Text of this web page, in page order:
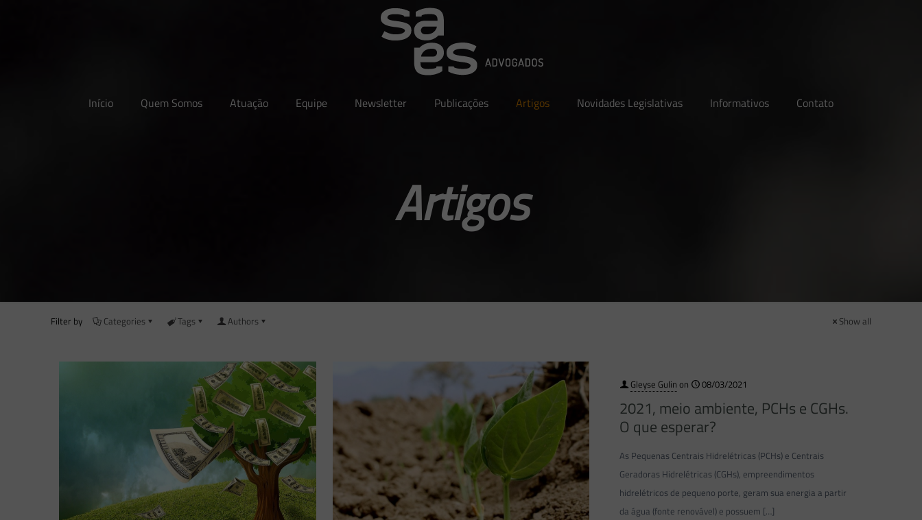
Início Quem Somos Atuação Equipe Newsletter Publicações Artigos Novidades Legislativas Informativos Contato
Artigos
Filter by Categories Tags Authors Show all
Gleyse Gulin on 08/03/2021
2021, meio ambiente, PCHs e CGHs.
O que esperar?
As Pequenas Centrais Hidrelétricas (PCHs) e Centrais
Geradoras Hidrelétricas (CGHs), empreendimentos
hidrelétricos de pequeno porte, geram sua energia a partir
da água (fonte renovável) e possuem […]